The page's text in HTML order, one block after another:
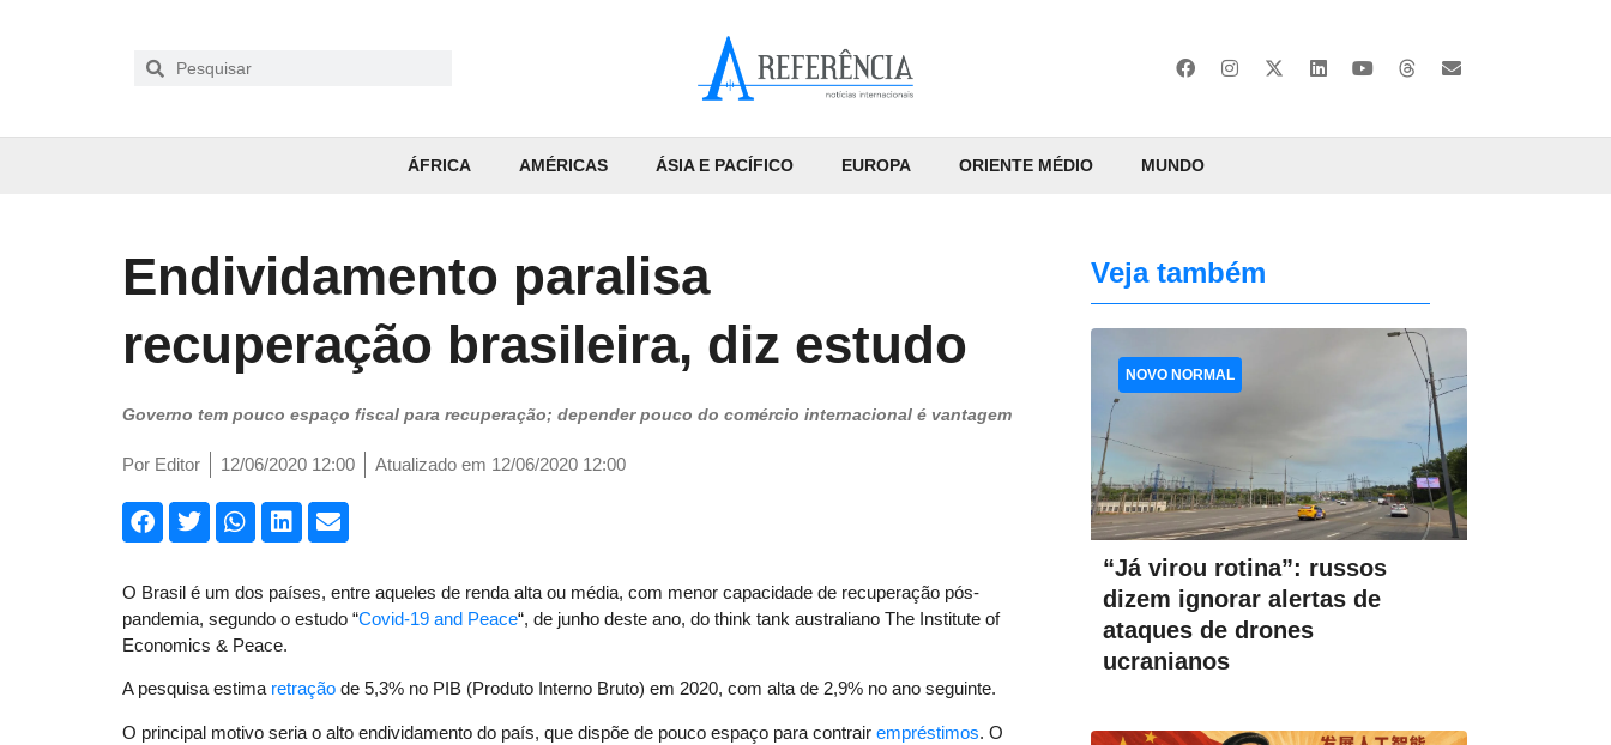
ÁFRICA AMÉRICAS ÁSIA E PACÍFICO EUROPA ORIENTE MÉDIO MUNDO
Endividamento paralisa
recuperação brasileira, diz estudo
Governo tem pouco espaço fiscal para recuperação; depender pouco do comércio internacional é vantagem
Por Editor 12/06/2020 12:00 Atualizado em 12/06/2020 12:00
O Brasil é um dos países, entre aqueles de renda alta ou média, com menor capacidade de recuperação pós-
pandemia, segundo o estudo “Covid-19 and Peace“, de junho deste ano, do think tank australiano The Institute of
Economics & Peace.
A pesquisa estima retração de 5,3% no PIB (Produto Interno Bruto) em 2020, com alta de 2,9% no ano seguinte.
O principal motivo seria o alto endividamento do país, que dispõe de pouco espaço para contrair empréstimos. O
Veja também
“Já virou rotina”: russos
dizem ignorar alertas de
ataques de drones
ucranianos
NOVO NORMAL